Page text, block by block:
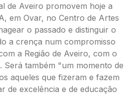
de Aveiro promovem hoje a
em Ovar, no Centro de Artes
o passado e distinguir o
a crença num compromisso
a Região de Aveiro, com o
Será também "um momento de
aqueles que fizeram e fazem
de excelência e de educação